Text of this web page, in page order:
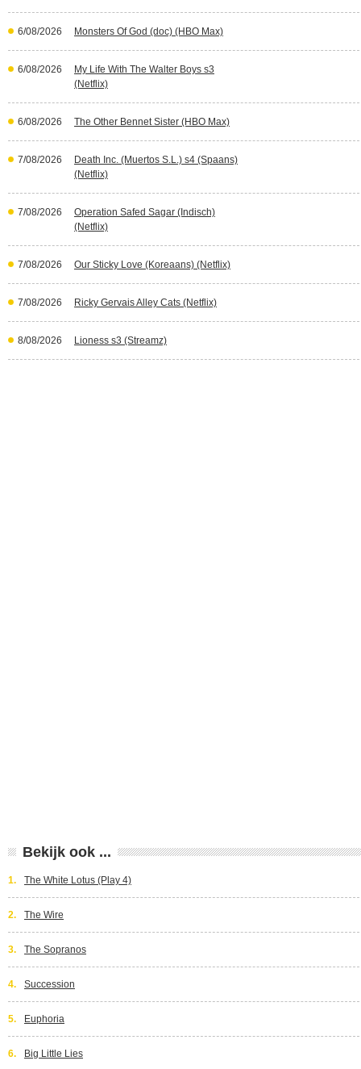
6/08/2026 Monsters Of God (doc) (HBO Max)
6/08/2026
My Life With The Walter Boys s3
(Netflix)
6/08/2026 The Other Bennet Sister (HBO Max)
7/08/2026
Death Inc. (Muertos S.L.) s4 (Spaans)
(Netflix)
7/08/2026
Operation Safed Sagar (Indisch)
(Netflix)
7/08/2026 Our Sticky Love (Koreaans) (Netflix)
7/08/2026 Ricky Gervais Alley Cats (Netflix)
8/08/2026 Lioness s3 (Streamz)
Bekijk ook ...
1. The White Lotus (Play 4)
2. The Wire
3. The Sopranos
4. Succession
5. Euphoria
6. Big Little Lies